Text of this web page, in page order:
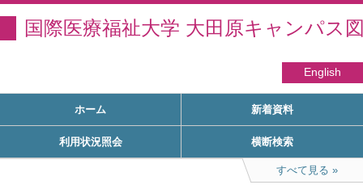
国際医療福祉大学 大田原キャンパス
English
ホーム 新着資料
利用状況照会 横断検索
すべて見る